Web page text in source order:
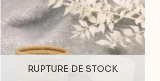
RUPTURE DE STOCK